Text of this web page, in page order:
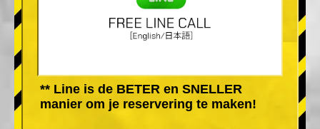
** Line is de BETER en SNELLER
manier om je reservering te maken!